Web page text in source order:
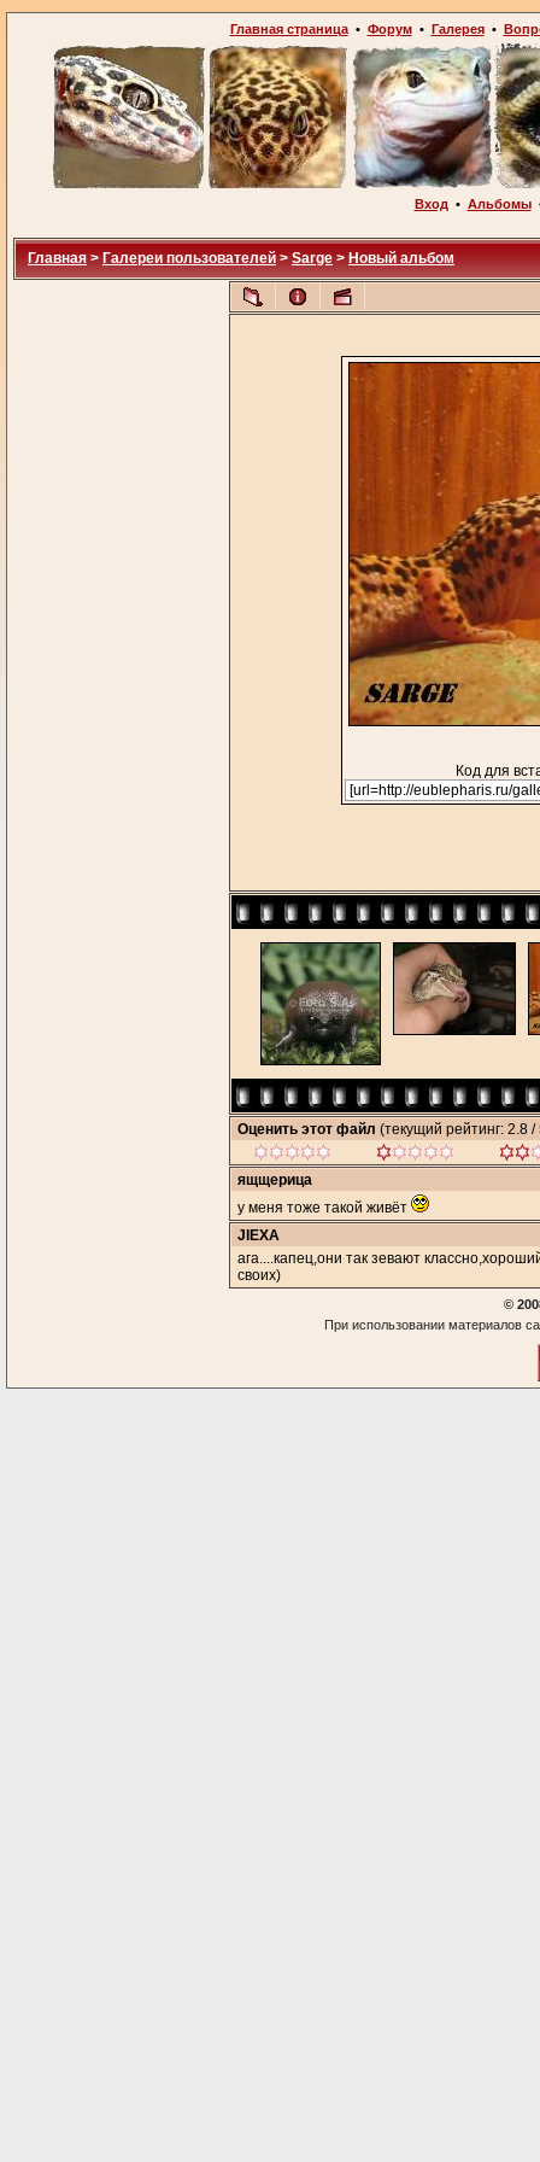
Главная страница• Форум• Галерея•
Вход • Альбомы
Главная > Галереи пользователей > Sarge > Новый альбом
Код для
Оценить этот файл (текущий рейтинг: 2.8 /
ящщерица
у меня тоже такой живёт
JIEXA
ага....капец,они так зевают
своих)
©
При использовании материалов